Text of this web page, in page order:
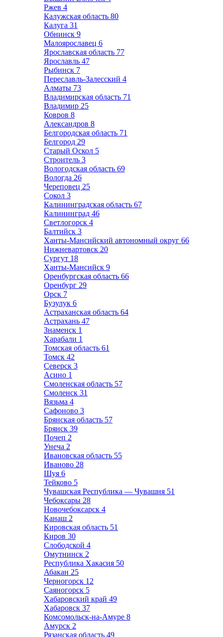
Ржев 4
Калужская область 80
Калуга 31
Обнинск 9
Малоярославец 6
Ярославская область 77
Ярославль 47
Рыбинск 7
Переславль-Залесский 4
Алматы 73
Владимирская область 71
Владимир 25
Ковров 8
Александров 8
Белгородская область 71
Белгород 29
Старый Оскол 5
Строитель 3
Вологодская область 69
Вологда 26
Череповец 25
Сокол 3
Калининградская область 67
Калининград 46
Светлогорск 4
Балтийск 3
Ханты-Мансийский автономный округ 66
Нижневартовск 20
Сургут 18
Ханты-Мансийск 9
Оренбургская область 66
Оренбург 29
Орск 7
Бузулук 6
Астраханская область 64
Астрахань 47
Знаменск 1
Харабали 1
Томская область 61
Томск 42
Северск 3
Асино 1
Смоленская область 57
Смоленск 31
Вязьма 4
Сафоново 3
Брянская область 57
Брянск 39
Почеп 2
Унеча 2
Ивановская область 55
Иваново 28
Шуя 6
Тейково 5
Чувашская Республика — Чувашия 51
Чебоксары 28
Новочебоксарск 4
Канаш 2
Кировская область 51
Киров 30
Слободской 4
Омутнинск 2
Республика Хакасия 50
Абакан 25
Черногорск 12
Саяногорск 5
Хабаровский край 49
Хабаровск 37
Комсомольск-на-Амуре 8
Амурск 2
Рязанская область 49